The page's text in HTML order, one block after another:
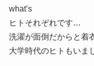
what’s
ヒトそれぞれです…
洗濯が面倒だからと着
大学時代のヒトもいま